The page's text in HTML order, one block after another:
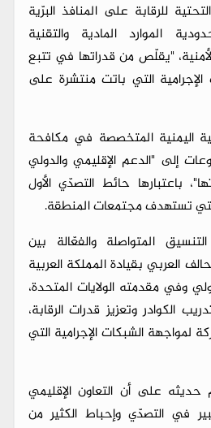
للرقابة على المنافذ البرّية
الموارد المادية والتقنية
"يقلّص من قدراتها في تتبع
التي باتت منتشرة على
اليمنية المتخصصة في مكافحة
إلى "الدعم الإقليمي والدولي
باعتبارها حائط التصدّي الأول
تستهدف مجتمعات المنطقة.
المتواصلة والفعّالة بين
العربي بقيادة المملكة العربية
وفي مقدمته الولايات المتحدة،
الكوادر وتعزيز قدرات الرقابة،
لمواجهة الشبكات الإجرامية التي
على أن التعاون الإقليمي
في التصدّي وإحباط الكثير من